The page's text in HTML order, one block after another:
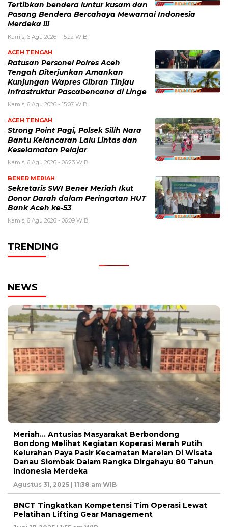
Tertibkan bendera luntur kusam dan
Pasang Bendera Bercahaya Mewarnai Indonesia
Merdeka !!!
Kamis, 6 Agu 2026 - 15:22 WIB
ACEH TENGAH
Ratusan Personel Polres Aceh
Tengah Diterjunkan Amankan
Kunjungan Wapres Gibran Tinjau
Infrastruktur Pascabencana di Linge
Kamis, 6 Agu 2026 - 15:07 WIB
ACEH TENGAH
Strong Point Pagi, Polsek Silih Nara
Bantu Kelancaran Lalu Lintas dan
Keselamatan Pelajar
Kamis, 6 Agu 2026 - 06:23 WIB
BENER MERIAH
Sekretaris SWI Bener Meriah Ikut
Donor Darah dalam Peringatan HUT
Bank Aceh ke-53
Kamis, 6 Agu 2026 - 06:09 WIB
TRENDING
NEWS
Meriah… Antusias Masyarakat Berbondong
Bondong Melihat Kegiatan Koperasi Merah Putih
Kelurahan Paya Pasir Kecamatan Marelan Di Wisata
Danau Siombak Dalam Rangka Dirgahayu 80 Tahun
Indonesia Merdeka
Agustus 31, 2025 | 11:38 am WIB
BNCT Tingkatkan Kompetensi Tim Operasi Lewat
Pelatihan Lifting Gear Management